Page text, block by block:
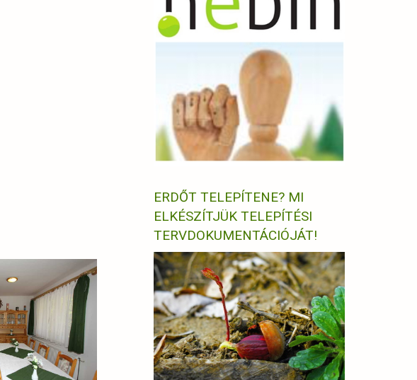
ERDŐT TELEPÍTENE? MI
ELKÉSZÍTJÜK TELEPÍTÉSI
TERVDOKUMENTÁCIÓJÁT!